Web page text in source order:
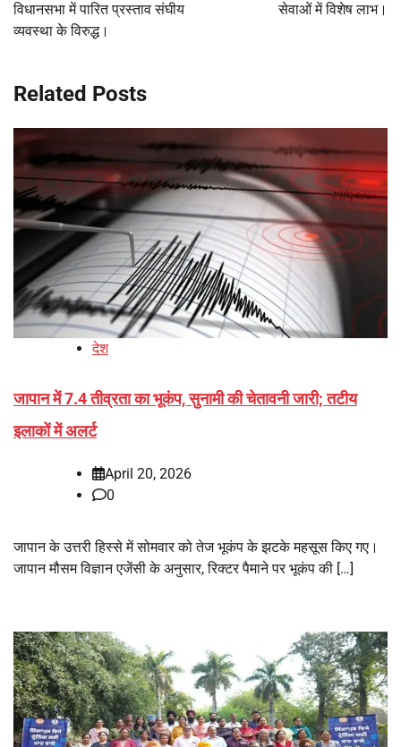
विधानसभा में पारित प्रस्ताव संघीय
व्यवस्था के विरुद्ध।
सेवाओं में विशेष लाभ।
Related Posts
देश
जापान में 7.4 तीव्रता का भूकंप, सुनामी की चेतावनी जारी; तटीय
इलाकों में अलर्ट
April 20, 2026
0
जापान के उत्तरी हिस्से में सोमवार को तेज भूकंप के झटके महसूस किए गए।
जापान मौसम विज्ञान एजेंसी के अनुसार, रिक्टर पैमाने पर भूकंप की […]